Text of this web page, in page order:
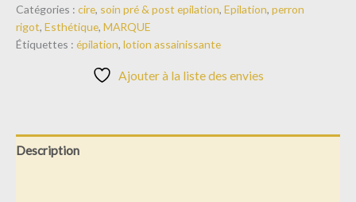
Catégories : cire, soin pré & post epilation, Epilation, perron
rigot, Esthétique, MARQUE
Étiquettes : épilation, lotion assainissante
Ajouter à la liste des envies
Description